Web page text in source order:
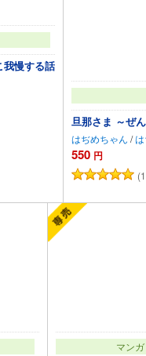
我慢する話
旦那さま ～ぜ
はぢめちゃん /
550 円
マンガ